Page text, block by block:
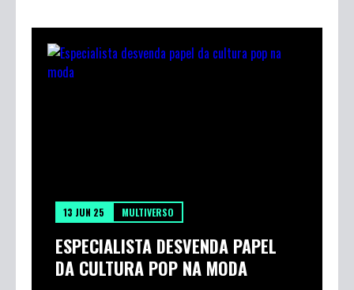
13 JUN 25 MULTIVERSO
ESPECIALISTA DESVENDA PAPEL
DA CULTURA POP NA MODA